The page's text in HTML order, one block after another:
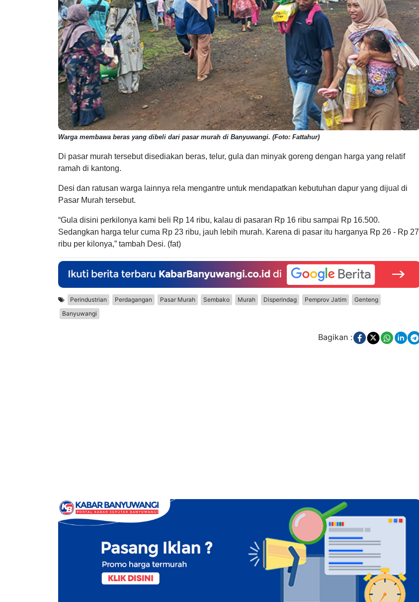
Warga membawa beras yang dibeli dari pasar murah di Banyuwangi. (Foto: Fattahur)
Di pasar murah tersebut disediakan beras, telur, gula dan minyak goreng dengan harga yang relatif
ramah di kantong.
Desi dan ratusan warga lainnya rela mengantre untuk mendapatkan kebutuhan dapur yang dijual di
Pasar Murah tersebut.
“Gula disini perkilonya kami beli Rp 14 ribu, kalau di pasaran Rp 16 ribu sampai Rp 16.500.
Sedangkan harga telur cuma Rp 23 ribu, jauh lebih murah. Karena di pasar itu harganya Rp 26 - Rp 27
ribu per kilonya,” tambah Desi. (fat)
Perindustrian Perdagangan Pasar Murah Sembako Murah Disperindag Pemprov Jatim
Genteng
Banyuwangi
Bagikan :